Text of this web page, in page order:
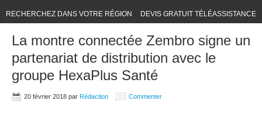
RECHERCHEZ DANS VOTRE RÉGION DEVIS GRATUIT TÉLÉASSISTANCE
La montre connectée Zembro signe un
partenariat de distribution avec le
groupe HexaPlus Santé
20 février 2018 par Rédaction Commenter